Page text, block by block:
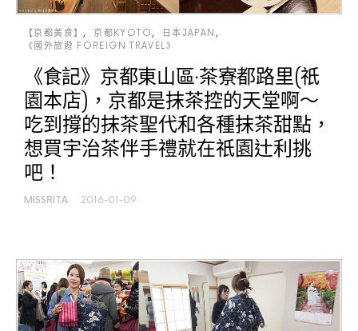
【京都美食】 京都KYOTO
日本JAPAN
《國外旅遊 FOREIGN TRAVEL》
《食記》京都東山區‧茶寮都路里(祇
園本店)，京都是抹茶控的天堂啊～
吃到撐的抹茶聖代和各種抹茶甜點，
想買宇治茶伴手禮就在祇園辻利挑
吧！
MISSRITA 2016-01-09